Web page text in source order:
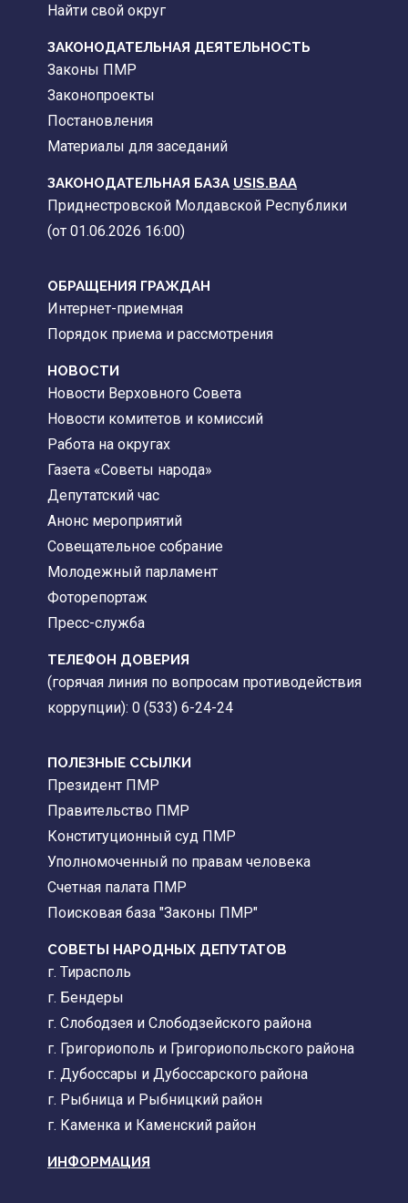
Найти свой округ
ЗАКОНОДАТЕЛЬНАЯ ДЕЯТЕЛЬНОСТЬ
Законы ПМР
Законопроекты
Постановления
Материалы для заседаний
ЗАКОНОДАТЕЛЬНАЯ БАЗА USIS.BAA
Приднестровской Молдавской Республики
(от 01.06.2026 16:00)
ОБРАЩЕНИЯ ГРАЖДАН
Интернет-приемная
Порядок приема и рассмотрения
НОВОСТИ
Новости Верховного Совета
Новости комитетов и комиссий
Работа на округах
Газета «Советы народа»
Депутатский час
Анонс мероприятий
Совещательное собрание
Молодежный парламент
Фоторепортаж
Пресс-служба
ТЕЛЕФОН ДОВЕРИЯ
(горячая линия по вопросам противодействия
коррупции): 0 (533) 6-24-24
ПОЛЕЗНЫЕ ССЫЛКИ
Президент ПМР
Правительство ПМР
Конституционный суд ПМР
Уполномоченный по правам человека
Счетная палата ПМР
Поисковая база "Законы ПМР"
СОВЕТЫ НАРОДНЫХ ДЕПУТАТОВ
г. Тирасполь
г. Бендеры
г. Слободзея и Слободзейского района
г. Григориополь и Григориопольского района
г. Дубоссары и Дубоссарского района
г. Рыбница и Рыбницкий район
г. Каменка и Каменский район
ИНФОРМАЦИЯ